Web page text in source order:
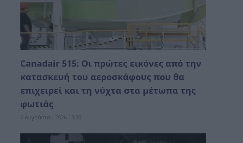
Canadair 515: Οι πρώτες εικόνες από την
κατασκευή του αεροσκάφους που θα
επιχειρεί και τη νύχτα στα μέτωπα της
φωτιάς
6 Αυγούστου 2026 13:20